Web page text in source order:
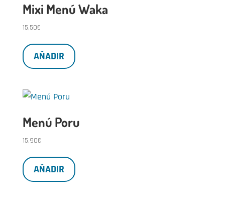
Mixi Menú Waka
15,50€
AÑADIR
Menú Poru
15,90€
AÑADIR